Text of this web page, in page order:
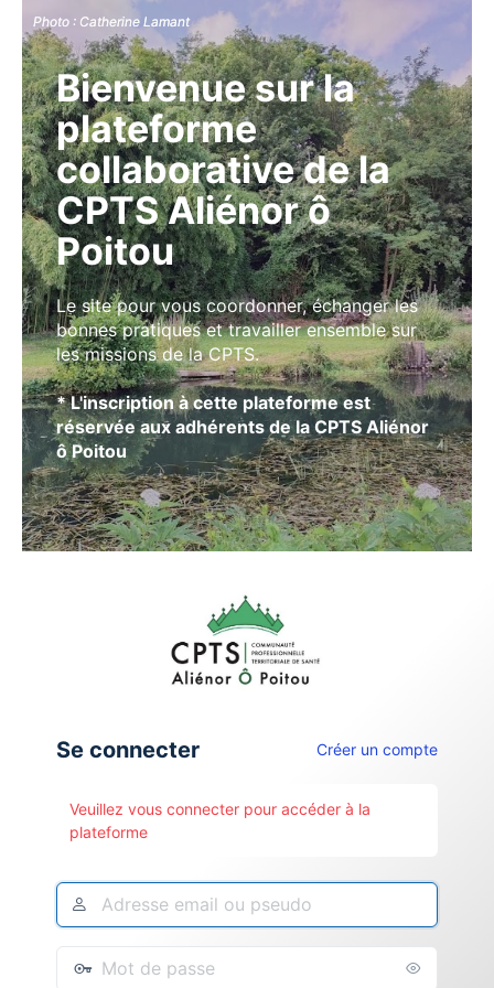
Photo : Catherine Lamant
Photo : Catherine Lamant
Bienvenue sur la
plateforme
collaborative de la
CPTS Aliénor ô
Poitou
Le site pour vous coordonner, échanger les
bonnes pratiques et travailler ensemble sur
les missions de la CPTS.
* L'inscription à cette plateforme est
réservée aux adhérents de la CPTS Aliénor
ô Poitou
Se connecter Créer un compte
Veuillez vous connecter pour accéder à la
plateforme